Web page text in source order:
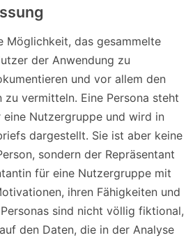
Möglichkeit, das gesammelte
der Anwendung zu
und vor allem den
vermitteln. Eine Persona steht
Nutzergruppe und wird in
dargestellt. Sie ist aber keine
sondern der Repräsentant
für eine Nutzergruppe mit
ihren Fähigkeiten und
sind nicht völlig fiktional,
den Daten, die in der Analyse